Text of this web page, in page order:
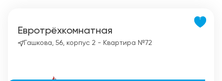
Евротрёхкомнатная
Гашкова, 56, корпус 2 - Квартира №72